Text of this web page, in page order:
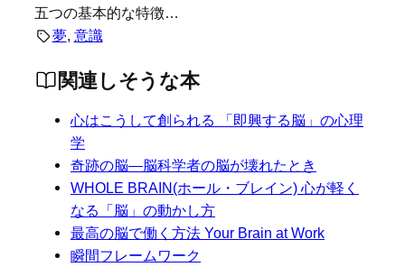
五つの基本的な特徴…
夢, 意識
関連しそうな本
心はこうして創られる 「即興する脳」の心理
学
奇跡の脳―脳科学者の脳が壊れたとき
WHOLE BRAIN(ホール・ブレイン) 心が軽く
なる「脳」の動かし方
最高の脳で働く方法 Your Brain at Work
瞬間フレームワーク